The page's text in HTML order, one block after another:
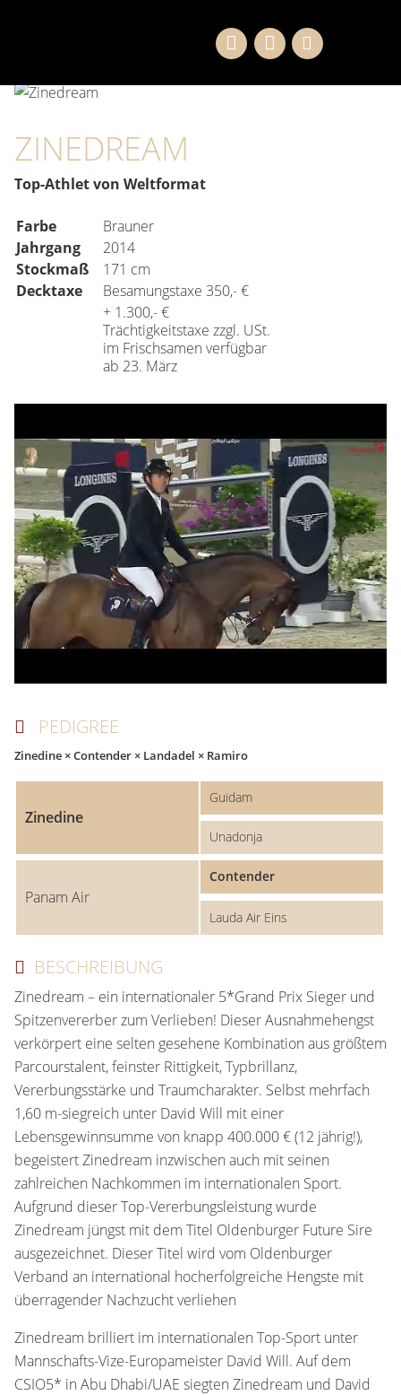
ZINEDREAM
Top-Athlet von Weltformat
Farbe
Brauner
Jahrgang
2014
Stockmaß
171 cm
Decktaxe
Besamungstaxe 350,- €
+ 1.300,- €
Trächtigkeitstaxe zzgl. USt.
im Frischsamen verfügbar
ab 23. März
PEDIGREE
Zinedine × Contender × Landadel × Ramiro
Zinedine
Guidam
Unadonja
Panam Air
Contender
Lauda Air Eins
BESCHREIBUNG
Zinedream – ein internationaler 5*Grand Prix Sieger und
Spitzenvererber zum Verlieben! Dieser Ausnahmehengst
verkörpert eine selten gesehene Kombination aus größtem
Parcourstalent, feinster Rittigkeit, Typbrillanz,
Vererbungsstärke und Traumcharakter. Selbst mehrfach
1,60 m-siegreich unter David Will mit einer
Lebensgewinnsumme von knapp 400.000 € (12 jährig!),
begeistert Zinedream inzwischen auch mit seinen
zahlreichen Nachkommen im internationalen Sport.
Aufgrund dieser Top-Vererbungsleistung wurde
Zinedream jüngst mit dem Titel Oldenburger Future Sire
ausgezeichnet. Dieser Titel wird vom Oldenburger
Verband an international hocherfolgreiche Hengste mit
überragender Nachzucht verliehen
Zinedream brilliert im internationalen Top-Sport unter
Mannschafts-Vize-Europameister David Will. Auf dem
CSIO5* in Abu Dhabi/UAE siegten Zinedream und David